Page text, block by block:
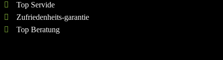
Top Servide
Zufriedenheits-garantie
Top Beratung